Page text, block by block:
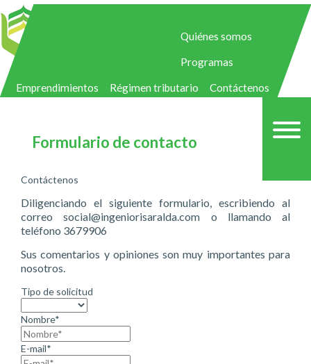
Quiénes somos
Programas
Emprendimientos Régimen tributario Contáctenos
Formulario de contacto
Contáctenos
Diligenciando el siguiente formulario, escribiendo al
correosocial@ingeniorisaralda.com o llamando al
teléfono 3679906
Sus comentarios y opiniones son muy importantes para
nosotros.
Tipo de solicitud
Nombre*
E-mail*